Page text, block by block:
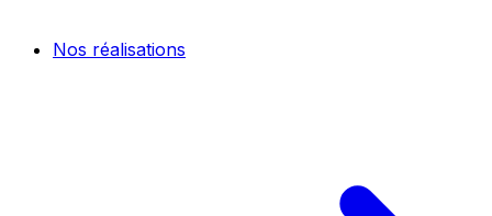
Nos réalisations